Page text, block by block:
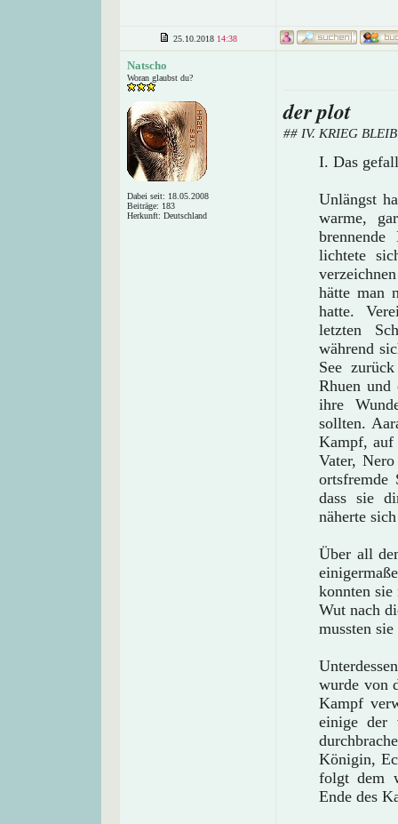
25.10.2018 14:38
Natscho
Woran glaubst du?
Dabei seit: 18.05.2008
Beiträge: 183
Herkunft: Deutschland
der plot
## IV. KRIEG
I. Das
Unlängst
warme,
lichtete
hätte man
hatte.
letzten
während
See
Rhuen und
ihre
sollten.
Kampf, auf
Vater,
ortsfremde
dass sie
näherte
Über all
konnten
Wut nach
mussten
wurde von
Kampf
einige der
Königin,
folgt dem
Ende des